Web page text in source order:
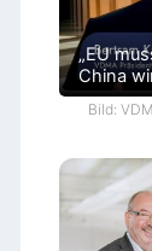
„EU
China
Bild: